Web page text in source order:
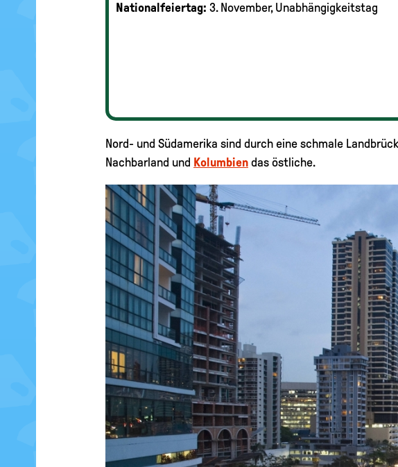
Nationalfeiertag: 3. November, Unabhängigkeitstag
Nord- und Südamerika sind durch eine schmale
Nachbarland und Kolumbien das östliche.